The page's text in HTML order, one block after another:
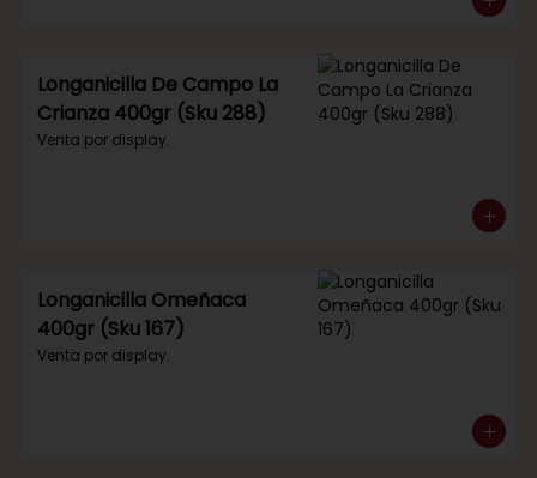
Longanicilla De Campo La
Crianza 400gr (Sku 288)
Venta por display.
Longanicilla Omeñaca
400gr (Sku 167)
Venta por display.